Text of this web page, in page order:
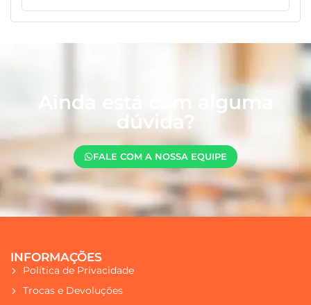
Ainda está com alguma
dúvida?
FALE COM A NOSSA EQUIPE
INFORMAÇÕES
Política de Privacidade
Trocas e Devoluções